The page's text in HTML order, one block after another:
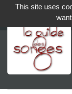
This site uses